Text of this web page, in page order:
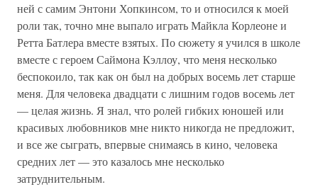
ней с самим Энтони Хопкинсом, то и относился к моей
роли так, точно мне выпало играть Майкла Корлеоне и
Ретта Батлера вместе взятых. По сюжету я учился в школе
вместе с героем Саймона Кэллоу, что меня несколько
беспокоило, так как он был на добрых восемь лет старше
меня. Для человека двадцати с лишним годов восемь лет
— целая жизнь. Я знал, что ролей гибких юношей или
красивых любовников мне никто никогда не предложит,
и все же сыграть, впервые снимаясь в кино, человека
средних лет — это казалось мне несколько
затруднительным.